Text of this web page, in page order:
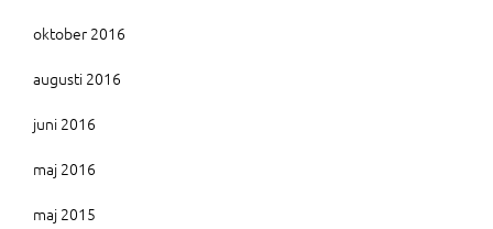
oktober 2016
augusti 2016
juni 2016
maj 2016
maj 2015